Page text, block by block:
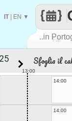
Fai
..in
IT| EN ▼
Sfoglia il
13:00
14:00
14:00